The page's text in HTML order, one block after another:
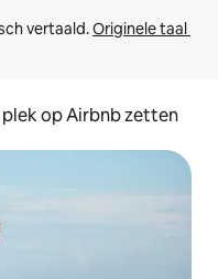
vertaald. Originele taal
plek op Airbnb zetten